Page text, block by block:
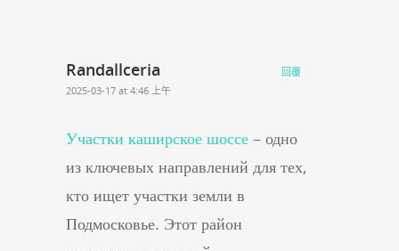
Randallceria
2025-03-17 at 4:46 上午
Участки каширское шоссе – одно
из ключевых направлений для тех,
кто ищет участки земли в
Подмосковье. Этот район
回覆